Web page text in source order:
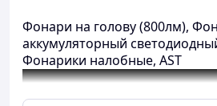
Фонари на голову (800лм),
аккумуляторный
Фонарики налобные, AST